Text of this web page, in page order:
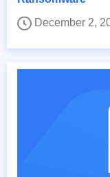
December 2,